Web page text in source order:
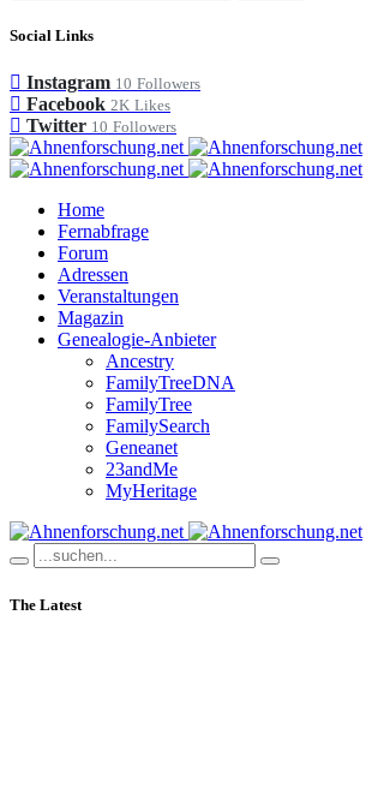
Social Links
Instagram 10 Followers
Facebook 2K Likes
Twitter 10 Followers
Home
Fernabfrage
Forum
Adressen
Veranstaltungen
Magazin
Genealogie-Anbieter
Ancestry
FamilyTreeDNA
FamilyTree
FamilySearch
Geneanet
23andMe
MyHeritage
The Latest